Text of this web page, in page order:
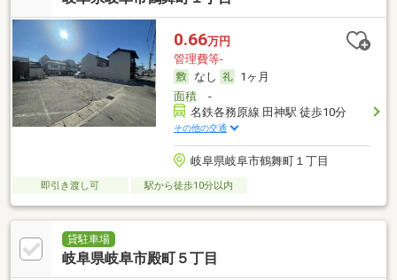
0.66万円
管理費等-
なし
1ヶ月
面積-
名鉄各務原線 田神駅 徒歩10分
その他の交通
岐阜県岐阜市鶴舞町１丁目
即引き渡し可 駅から徒歩10分以内
貸駐車場
岐阜県岐阜市殿町５丁目